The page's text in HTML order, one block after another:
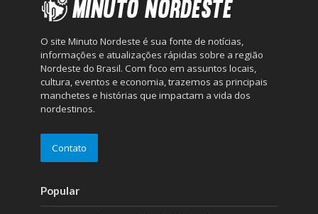
O site Minuto Nordeste é sua fonte de notícias,
informações e atualizações rápidas sobre a região
Nordeste do Brasil. Com foco em assuntos locais,
cultura, eventos e economia, trazemos as principais
manchetes e histórias que impactam a vida dos
nordestinos.
Contato
Popular